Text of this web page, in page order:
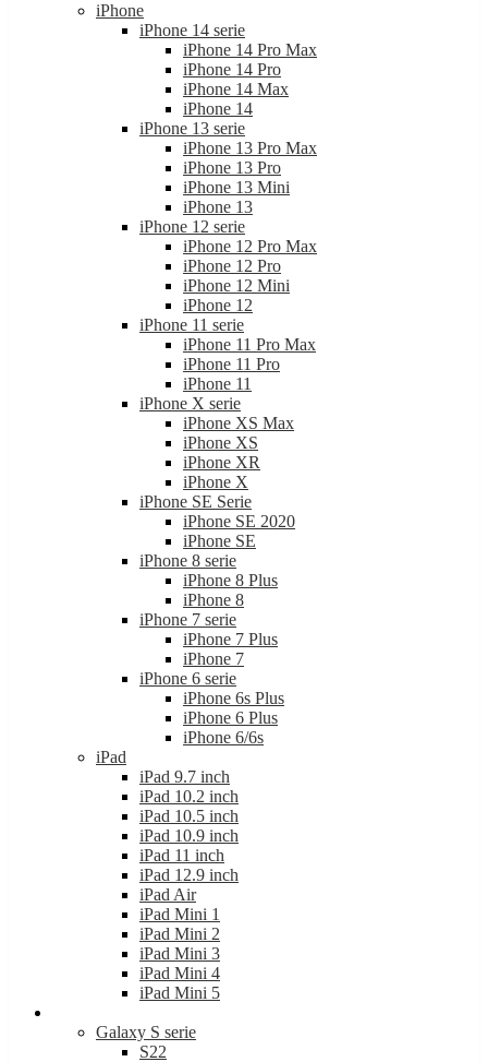
iPhone
iPhone 14 serie
iPhone 14 Pro Max
iPhone 14 Pro
iPhone 14 Max
iPhone 14
iPhone 13 serie
iPhone 13 Pro Max
iPhone 13 Pro
iPhone 13 Mini
iPhone 13
iPhone 12 serie
iPhone 12 Pro Max
iPhone 12 Pro
iPhone 12 Mini
iPhone 12
iPhone 11 serie
iPhone 11 Pro Max
iPhone 11 Pro
iPhone 11
iPhone X serie
iPhone XS Max
iPhone XS
iPhone XR
iPhone X
iPhone SE Serie
iPhone SE 2020
iPhone SE
iPhone 8 serie
iPhone 8 Plus
iPhone 8
iPhone 7 serie
iPhone 7 Plus
iPhone 7
iPhone 6 serie
iPhone 6s Plus
iPhone 6 Plus
iPhone 6/6s
iPad
iPad 9.7 inch
iPad 10.2 inch
iPad 10.5 inch
iPad 10.9 inch
iPad 11 inch
iPad 12.9 inch
iPad Air
iPad Mini 1
iPad Mini 2
iPad Mini 3
iPad Mini 4
iPad Mini 5
Galaxy S serie
S22